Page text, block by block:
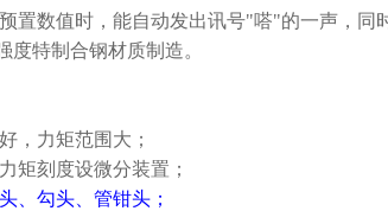
置数值时，能自动发出讯号"嗒"的一声，同
度特制合钢材质制造。
，力矩范围大；
矩刻度设微分装置；
、勾头、管钳头；